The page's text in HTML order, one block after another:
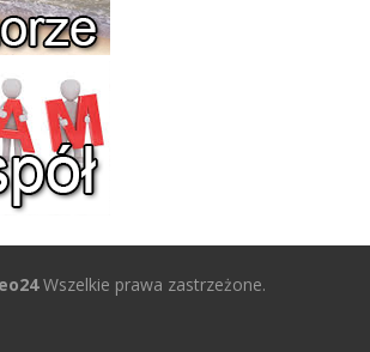
Wszelkie prawa zastrzeżone.